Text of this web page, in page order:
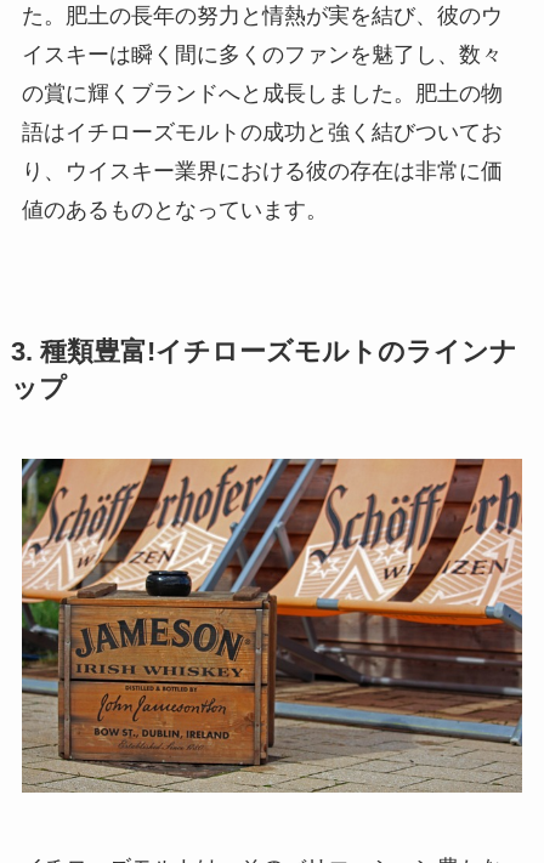
た。肥土の長年の努力と情熱が実を結び、彼のウ
イスキーは瞬く間に多くのファンを魅了し、数々
の賞に輝くブランドへと成長しました。肥土の物
語はイチローズモルトの成功と強く結びついてお
り、ウイスキー業界における彼の存在は非常に価
値のあるものとなっています。
3. 種類豊富!イチローズモルトのラインナ
ップ